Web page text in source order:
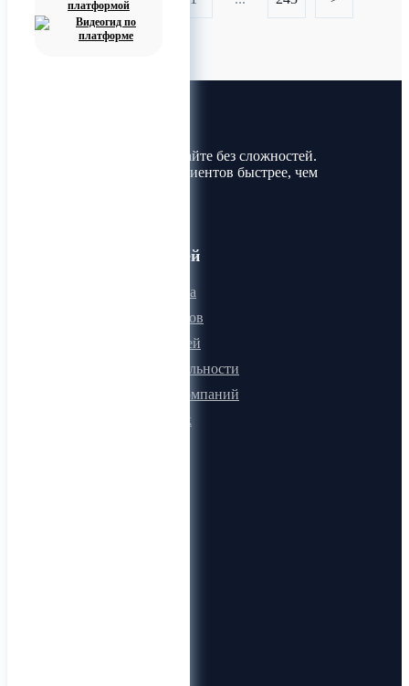
платформой
Покупайте и продавайте без сложностей.
Найдите товары и клиентов быстрее, чем
Для пользователей
Онлайн визитка
Для поставщиков
Для покупателей
Программа лояльности
Микроблоги компаний
Быстрый поиск